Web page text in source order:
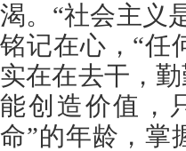
渴。“社会主义
铭记在心，“任
实在在去干，
能创造价值，
命”的年龄，掌